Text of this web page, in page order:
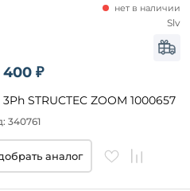
₽
STRUCTEC ZOOM 1000657
нет в наличии
340761
Slv
аналог